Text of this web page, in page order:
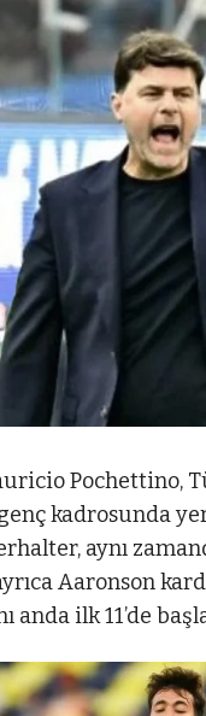
Pochettino,
kadrosunda
aynı
Aaronson
anda ilk 11’de